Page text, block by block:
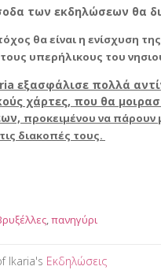
των εκδηλώσεων θα
θα είναι η ενίσχυση
τους υπερήλικους του
εξασφάλισε πολλά
χάρτες, που θα
προκειμένου να πάρουν
διακοπές τους.
,πανηγύρι
Ikaria's Εκδηλώσεις